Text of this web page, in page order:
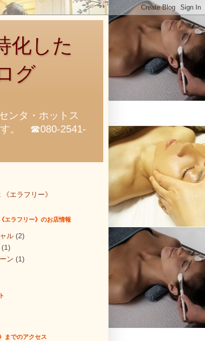
した
グ
ンタ・ホットス
す。 ☎080-2541-
エラフリー》
エラフリー》のお店情報
ル (2)
(1)
ン (1)
までのアクセス